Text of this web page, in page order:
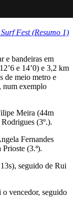
Fest (Resumo 1)
e bandeiras em
e 14’0) e 3,2 km
de meio metro e
num exemplo
Meira (44m
(3º.).
Fernandes
(3.ª).
seguido de Rui
vencedor, seguido